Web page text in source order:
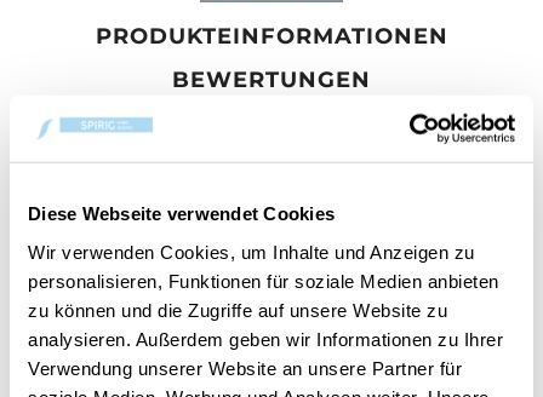
Diese Webseite verwendet Cookies
Wir verwenden Cookies, um Inhalte und Anzeigen zu
personalisieren, Funktionen für soziale Medien anbieten
zu können und die Zugriffe auf unsere Website zu
analysieren. Außerdem geben wir Informationen zu Ihrer
Verwendung unserer Website an unsere Partner für
PRODUKTEINFORMATIONEN
BEWERTUNGEN
einen friedlichen Garten, in dem Sonnenflecken und
sanfter Regen die Blumen zum Blühen bringen. Die
luftigen Noten von Sandelholz, Jasmin und
flüsternder Weide ergänzen Momente der
unbeschwerten Entspannung.